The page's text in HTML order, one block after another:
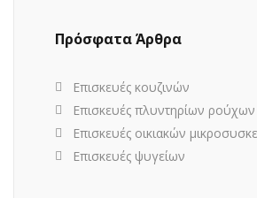
Πρόσφατα Άρθρα
Επισκευές κουζινών
Επισκευές πλυντηρίων ρούχων
Επισκευές οικιακών
Επισκευές ψυγείων